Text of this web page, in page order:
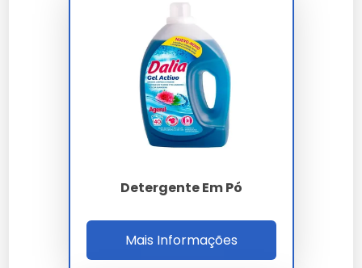
Considere a concentração do ácido, a superfície a ser
limpa e a compatibilidade com outros produtos
Comparação com Outros Tipos
de Detergentes
melhores para gorduras.
Cuidados e Segurança no Uso de
Detergente Ácido
Detergente Em Pó
Mais Informações